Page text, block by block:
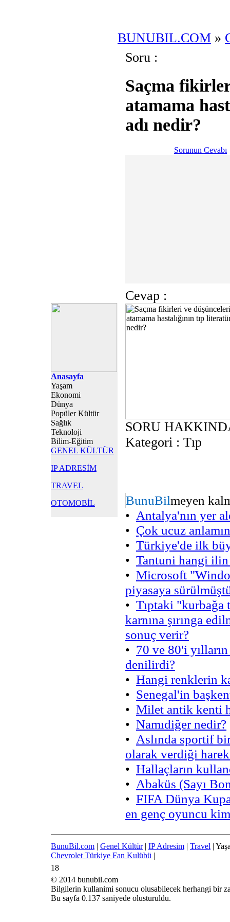
Anasayfa
Yaşam
Ekonomi
Dünya
Popüler Kültür
Sağlık
Teknoloji
Bilim-Eğitim
GENEL KÜLTÜR
IP ADRESİM
TRAVEL
OTOMOBİL
BUNUBIL.COM »
Soru :
Saçma
atamama
adı nedir?
Sorunun Cevabı
Cevap :
SORU
Kategori : Tıp
BunuBilmeyen
• Antalya'nın yer
• Çok ucuz
• Türkiye'de ilk
• Tantuni hangi
• Microsoft
piyasaya
• Tıptaki "kurbağa
karnına şırınga
sonuç verir?
• 70 ve 80'i
denilirdi?
• Hangi renklerin
• Senegal'in
• Milet antik kenti
• Namıdiğer nedir?
• Aslında sportif
olarak verdiği
• Hallaçların
• Abaküs (Sayı
• FIFA Dünya
en genç oyuncu
BunuBil.com | Genel Kültür| IP Adresim | Travel |
Chevrolet Türkiye Fan Kulübü |
18
© 2014 bunubil.com
Bilgilerin kullanimi sonucu olusabilecek herhangi bir
Bu sayfa 0.137 saniyede olusturuldu.